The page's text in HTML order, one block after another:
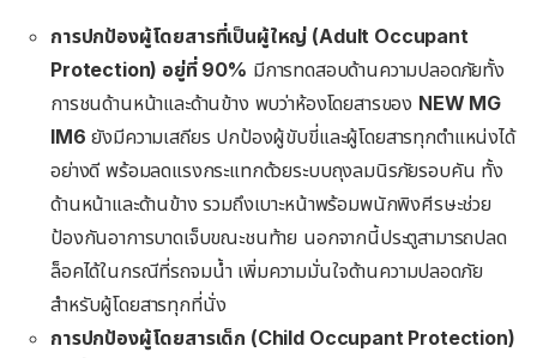
การปกป้องผู้โดยสารที่เป็นผู้ใหญ่ (Adult Occupant
Protection) อยู่ที่90% มีการทดสอบด้านความปลอดภัยทั้ง
การชนด้านหน้าและด้านข้าง พบว่าห้องโดยสารของ NEW MG
IM6 ยังมีความเสถียร ปกป้องผู้ขับขี่และผู้โดยสารทุกตำแหน่งได้
อย่างดี พร้อมลดแรงกระแทกด้วยระบบถุงลมนิรภัยรอบคัน ทั้ง
ด้านหน้าและด้านข้าง รวมถึงเบาะหน้าพร้อมพนักพิงศีรษะช่วย
ป้องกันอาการบาดเจ็บขณะชนท้าย นอกจากนี้ประตูสามารถปลด
ล็อคได้ในกรณีที่รถจมน้ำ เพิ่มความมั่นใจด้านความปลอดภัย
สำหรับผู้โดยสารทุกที่นั่ง
การปกป้องผู้โดยสารเด็ก (Child Occupant Protection)